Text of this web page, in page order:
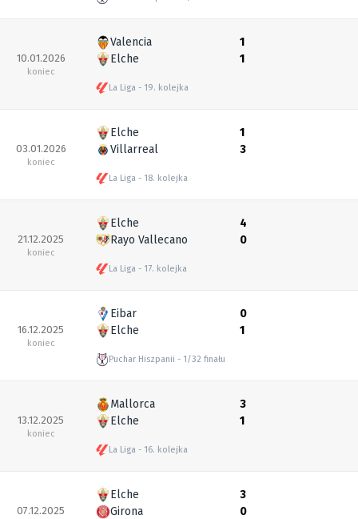
10.01.2026
koniec
Valencia
Elche
La Liga 19. kolejka
1
1
03.01.2026
koniec
Elche
Villarreal
La Liga 18. kolejka
1
3
21.12.2025
koniec
Elche
Rayo Vallecano
La Liga 17. kolejka
4
0
16.12.2025
koniec
Eibar
Elche
Puchar Hiszpanii 1/32 finału
0
1
13.12.2025
koniec
Mallorca
Elche
La Liga 16. kolejka
3
1
07.12.2025
Elche
Girona
3
0